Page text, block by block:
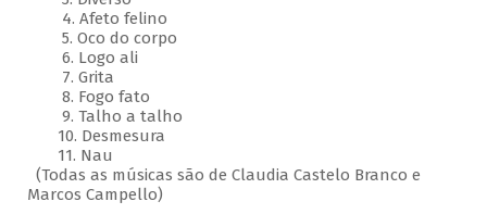
4. Afeto felino
5. Oco do corpo
6. Logo ali
7. Grita
8. Fogo fato
9. Talho a talho
10. Desmesura
11. Nau
(Todas as músicas são de Claudia Castelo Branco e
Marcos Campello)